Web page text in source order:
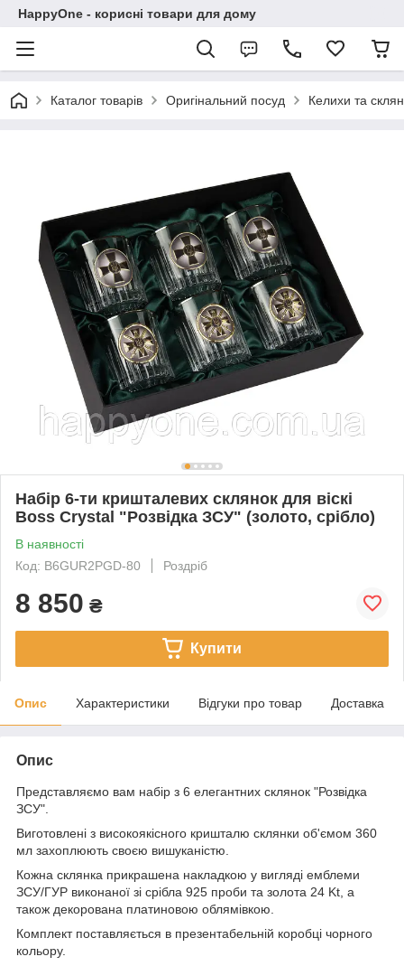
HappyOne - корисні товари для дому
Каталог товарів Оригінальний посуд Келихи та
Набір 6-ти кришталевих склянок для віскі
Boss Crystal "Розвідка ЗСУ" (золото, срібло)
В наявності
Код: B6GUR2PGD-80
Роздріб
8 850 ₴
Купити
Опис Характеристики Відгуки про товар Доставка
Опис
Представляємо вам набір з 6 елегантних склянок "Розвідка
ЗСУ".
Виготовлені з високоякісного кришталю склянки об'ємом 360
мл захоплюють своєю вишуканістю.
Кожна склянка прикрашена накладкою у вигляді емблеми
ЗСУ/ГУР виконаної зі срібла 925 проби та золота 24 Kt, а
також декорована платиновою облямівкою.
Комплект поставляється в презентабельній коробці чорного
кольору.